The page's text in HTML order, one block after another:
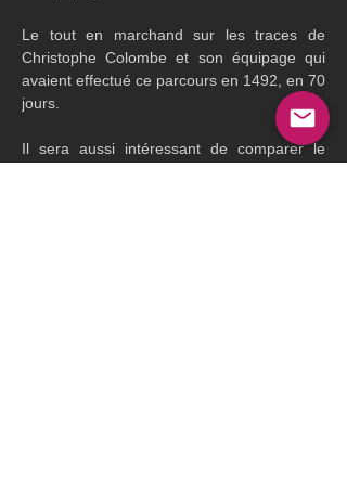
Le tout en marchand sur les traces de
Christophe Colombe et son équipage qui
avaient effectué ce parcours en 1492, en 70
jours.
Il sera aussi intéressant de comparer le